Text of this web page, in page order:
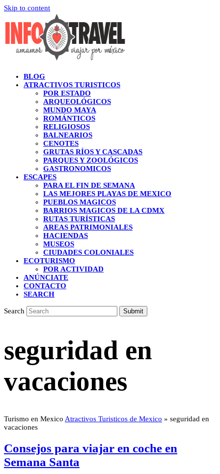
Skip to content
BLOG
ATRACTIVOS TURISTICOS
POR ESTADO
ARQUEOLÓGICOS
MUNDO MAYA
ROMÁNTICOS
RELIGIOSOS
BALNEARIOS
CENOTES
GRUTAS RÍOS Y CASCADAS
PARQUES Y ZOOLÓGICOS
GASTRONOMICOS
ESCAPES
PARA EL FIN DE SEMANA
LAS MEJORES PLAYAS DE MEXICO
PUEBLOS MAGICOS
BARRIOS MAGICOS DE LA CDMX
RUTAS TURÍSTICAS
AREAS PATRIMONIALES
HACIENDAS
MUSEOS
CIUDADES COLONIALES
ECOTURISMO
POR ACTIVIDAD
ANÚNCIATE
CONTACTO
SEARCH
Search Submit
seguridad en
vacaciones
Turismo en Mexico Atractivos Turisticos de Mexico » seguridad en
vacaciones
Consejos para viajar en coche en
Semana Santa